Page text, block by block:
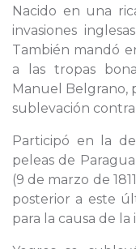
Nacido en una
invasiones
También mandó
a las tropas
Manuel Belgrano,
sublevación contra
Participó en la
peleas de
(9 de marzo de
posterior a este
para la causa de